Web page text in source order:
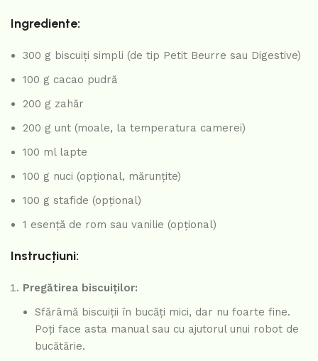
Ingrediente:
300 g biscuiți simpli (de tip Petit Beurre sau Digestive)
100 g cacao pudră
200 g zahăr
200 g unt (moale, la temperatura camerei)
100 ml lapte
100 g nuci (opțional, mărunțite)
100 g stafide (opțional)
1 esență de rom sau vanilie (opțional)
Instrucțiuni:
Pregătirea biscuiților:
Sfărâmă biscuiții în bucăți mici, dar nu foarte fine.
Poți face asta manual sau cu ajutorul unui robot de
bucătărie.